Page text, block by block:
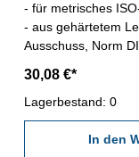
- für metrisches
- aus gehärtetem
Ausschuss, Norm
30,08 €*
Lagerbestand: 0
In den